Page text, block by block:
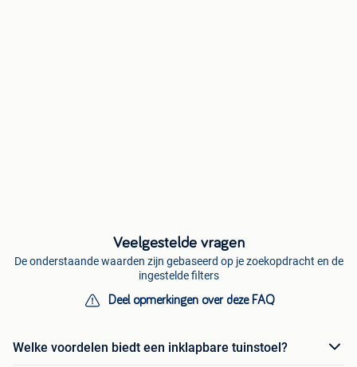
Veelgestelde vragen
De onderstaande waarden zijn gebaseerd op je zoekopdracht en de
ingestelde filters
Deel opmerkingen over deze FAQ
Welke voordelen biedt een inklapbare tuinstoel?